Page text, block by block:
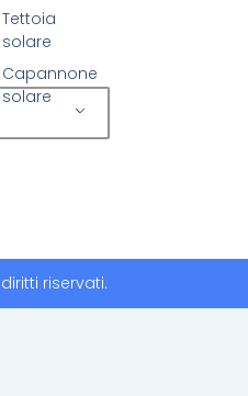
Tettoia
solare
Capannone
solare
riservati.